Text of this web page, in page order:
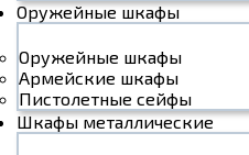
Оружейные шкафы
Оружейные шкафы
Армейские шкафы
Пистолетные сейфы
Шкафы металлические